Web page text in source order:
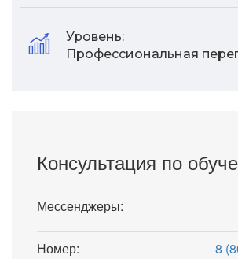
Уровень:
Профессиональная
Консультация по
Мессенджеры:
Номер:
8